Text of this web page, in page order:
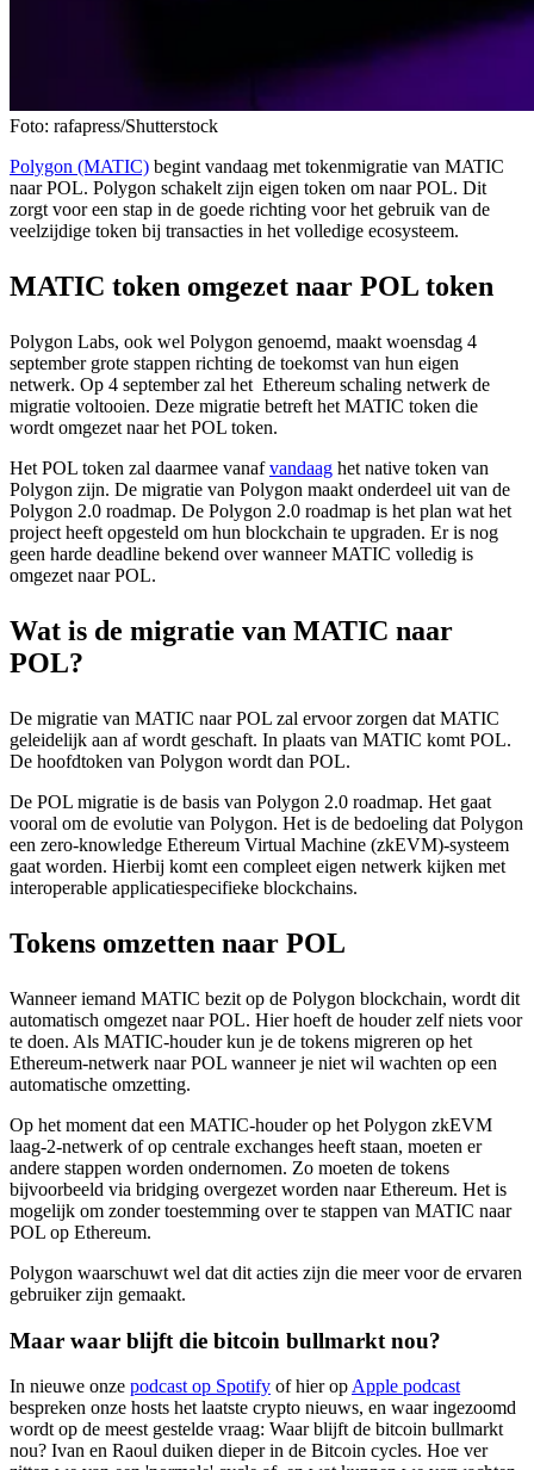
Foto: rafapress/Shutterstock
Polygon (MATIC) begint vandaag met tokenmigratie van MATIC
naar POL. Polygon schakelt zijn eigen token om naar POL. Dit
zorgt voor een stap in de goede richting voor het gebruik van de
veelzijdige token bij transacties in het volledige ecosysteem.
MATIC token omgezet naar POL token
Polygon Labs, ook wel Polygon genoemd, maakt woensdag 4
september grote stappen richting de toekomst van hun eigen
netwerk. Op 4 september zal het Ethereum schaling netwerk de
migratie voltooien. Deze migratie betreft het MATIC token die
wordt omgezet naar het POL token.
Het POL token zal daarmee vanafvandaag het native token van
Polygon zijn. De migratie van Polygon maakt onderdeel uit van de
Polygon 2.0 roadmap. De Polygon 2.0 roadmap is het plan wat het
project heeft opgesteld om hun blockchain te upgraden. Er is nog
geen harde deadline bekend over wanneer MATIC volledig is
omgezet naar POL.
Wat is de migratie van MATIC naar
POL?
De migratie van MATIC naar POL zal ervoor zorgen dat MATIC
geleidelijk aan af wordt geschaft. In plaats van MATIC komt POL.
De hoofdtoken van Polygon wordt dan POL.
De POL migratie is de basis van Polygon 2.0 roadmap. Het gaat
vooral om de evolutie van Polygon. Het is de bedoeling dat Polygon
een zero-knowledge Ethereum Virtual Machine (zkEVM)-systeem
gaat worden. Hierbij komt een compleet eigen netwerk kijken met
interoperable applicatiespecifieke blockchains.
Tokens omzetten naar POL
Wanneer iemand MATIC bezit op de Polygon blockchain, wordt dit
automatisch omgezet naar POL. Hier hoeft de houder zelf niets voor
te doen. Als MATIC-houder kun je de tokens migreren op het
Ethereum-netwerk naar POL wanneer je niet wil wachten op een
automatische omzetting.
Op het moment dat een MATIC-houder op het Polygon zkEVM
laag-2-netwerk of op centrale exchanges heeft staan, moeten er
andere stappen worden ondernomen. Zo moeten de tokens
bijvoorbeeld via bridging overgezet worden naar Ethereum. Het is
mogelijk om zonder toestemming over te stappen van MATIC naar
POL op Ethereum.
Polygon waarschuwt wel dat dit acties zijn die meer voor de ervaren
gebruiker zijn gemaakt.
Maar waar blijft die bitcoin bullmarkt nou?
In nieuwe onze podcast op Spotify of hier op Apple podcast
bespreken onze hosts het laatste crypto nieuws, en waar ingezoomd
wordt op de meest gestelde vraag: Waar blijft de bitcoin bullmarkt
nou? Ivan en Raoul duiken dieper in de Bitcoin cycles. Hoe ver